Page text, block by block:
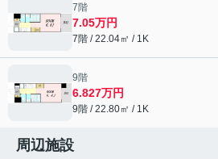
7階
7.05万円
7階 / 22.04㎡ / 1K
9階
6.827万円
9階 / 22.80㎡ / 1K
周辺施設